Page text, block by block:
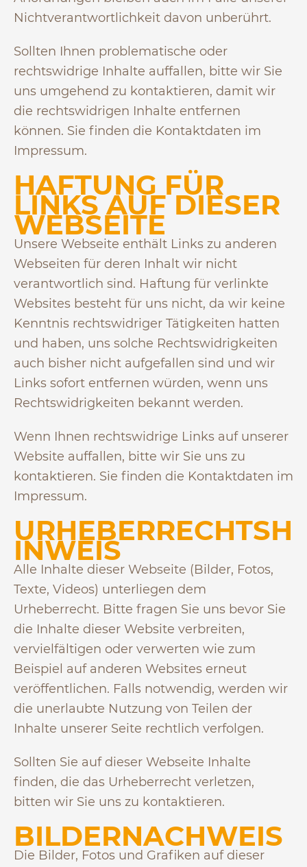
Nichtverantwortlichkeit davon unberührt.
Sollten Ihnen problematische oder
rechtswidrige Inhalte auffallen, bitte wir Sie
uns umgehend zu kontaktieren, damit wir
die rechtswidrigen Inhalte entfernen
können. Sie finden die Kontaktdaten im
Impressum.
HAFTUNG FÜR
LINKS AUF DIESER
WEBSEITE
Unsere Webseite enthält Links zu anderen
Webseiten für deren Inhalt wir nicht
verantwortlich sind. Haftung für verlinkte
Websites besteht für uns nicht, da wir keine
Kenntnis rechtswidriger Tätigkeiten hatten
und haben, uns solche Rechtswidrigkeiten
auch bisher nicht aufgefallen sind und wir
Links sofort entfernen würden, wenn uns
Rechtswidrigkeiten bekannt werden.
Wenn Ihnen rechtswidrige Links auf unserer
Website auffallen, bitte wir Sie uns zu
kontaktieren. Sie finden die Kontaktdaten im
Impressum.
URHEBERRECHTSH
INWEIS
Alle Inhalte dieser Webseite (Bilder, Fotos,
Texte, Videos) unterliegen dem
Urheberrecht. Bitte fragen Sie uns bevor Sie
die Inhalte dieser Website verbreiten,
vervielfältigen oder verwerten wie zum
Beispiel auf anderen Websites erneut
veröffentlichen. Falls notwendig, werden wir
die unerlaubte Nutzung von Teilen der
Inhalte unserer Seite rechtlich verfolgen.
Sollten Sie auf dieser Webseite Inhalte
finden, die das Urheberrecht verletzen,
bitten wir Sie uns zu kontaktieren.
BILDERNACHWEIS
Die Bilder, Fotos und Grafiken auf dieser